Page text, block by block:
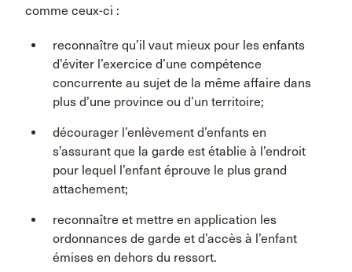
comme ceux-ci :
reconnaître qu’il vaut mieux pour les enfants
d’éviter l’exercice d’une compétence
concurrente au sujet de la même affaire dans
plus d’une province ou d’un territoire;
décourager l’enlèvement d’enfants en
s’assurant que la garde est établie à l’endroit
pour lequel l’enfant éprouve le plus grand
attachement;
reconnaître et mettre en application les
ordonnances de garde et d’accès à l’enfant
émises en dehors du ressort.